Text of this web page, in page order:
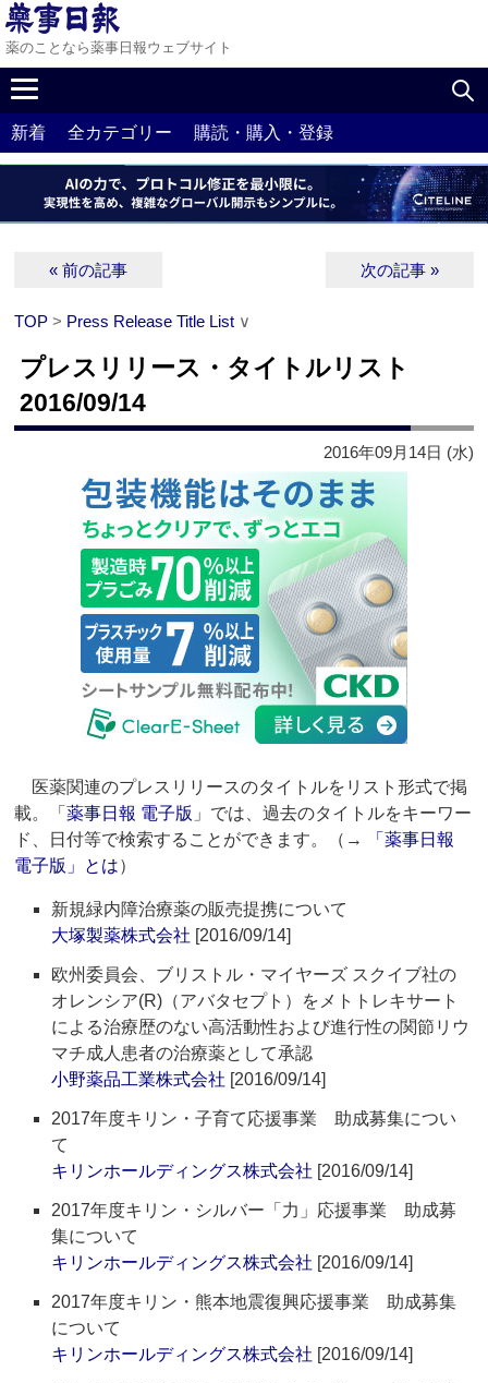
薬のことなら薬事日報ウェブサイト
新着 全カテゴリー 購読・購入・登録
« 前の記事 次の記事 »
TOP > Press Release Title List ∨
プレスリリース・タイトルリスト
2016/09/14
2016年09月14日 (水)
医薬関連のプレスリリースのタイトルをリスト形式で掲
載。「薬事日報 電子版 」では、過去のタイトルをキーワー
ド、日付等で検索することができます。（→
「薬事日報
電子版」とは）
新規緑内障治療薬の販売提携について
大塚製薬株式会社 [2016/09/14]
欧州委員会、ブリストル・マイヤーズ スクイブ社の
オレンシア(R)（アバタセプト）をメトトレキサート
による治療歴のない高活動性および進行性の関節リウ
マチ成人患者の治療薬として承認
小野薬品工業株式会社 [2016/09/14]
2017年度キリン・子育て応援事業 助成募集につい
て
キリンホールディングス株式会社 [2016/09/14]
2017年度キリン・シルバー「力」応援事業 助成募
集について
キリンホールディングス株式会社 [2016/09/14]
2017年度キリン・熊本地震復興応援事業 助成募集
について
キリンホールディングス株式会社 [2016/09/14]